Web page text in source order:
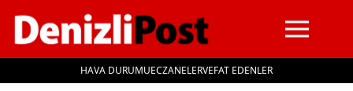
HAVA DURUMUECZANELERVEFAT EDENLER